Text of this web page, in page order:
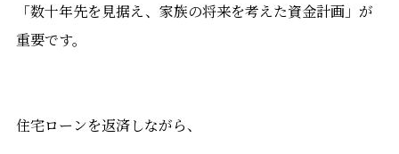
「数十年先を見据え、家族の将来を考えた資金計画」が
重要です。
住宅ローンを返済しながら、